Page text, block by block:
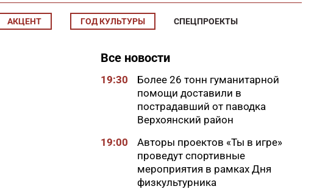
АКЦЕНТ ГОД КУЛЬТУРЫ СПЕЦПРОЕКТЫ
Все новости
19:30
Более 26 тонн гуманитарной
помощи доставили в
пострадавший от паводка
Верхоянский район
19:00
Авторы проектов «Ты в игре»
проведут спортивные
мероприятия в рамках Дня
физкультурника